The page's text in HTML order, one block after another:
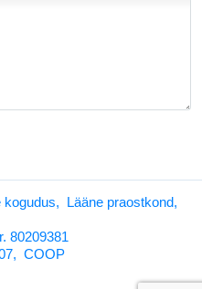
Lääne praostkond,
80209381
COOP